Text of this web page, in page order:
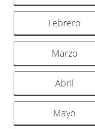
Febrero
Marzo
Abril
Mayo